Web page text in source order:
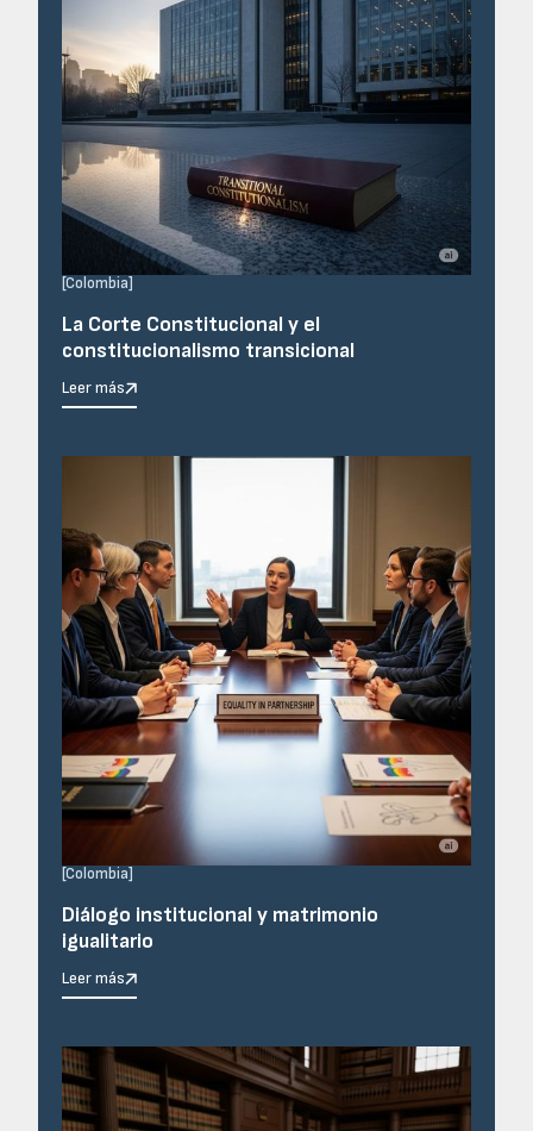
[Colombia]
La Corte Constitucional y el
constitucionalismo transicional
Leer más
[Colombia]
Diálogo institucional y matrimonio
igualitario
Leer más